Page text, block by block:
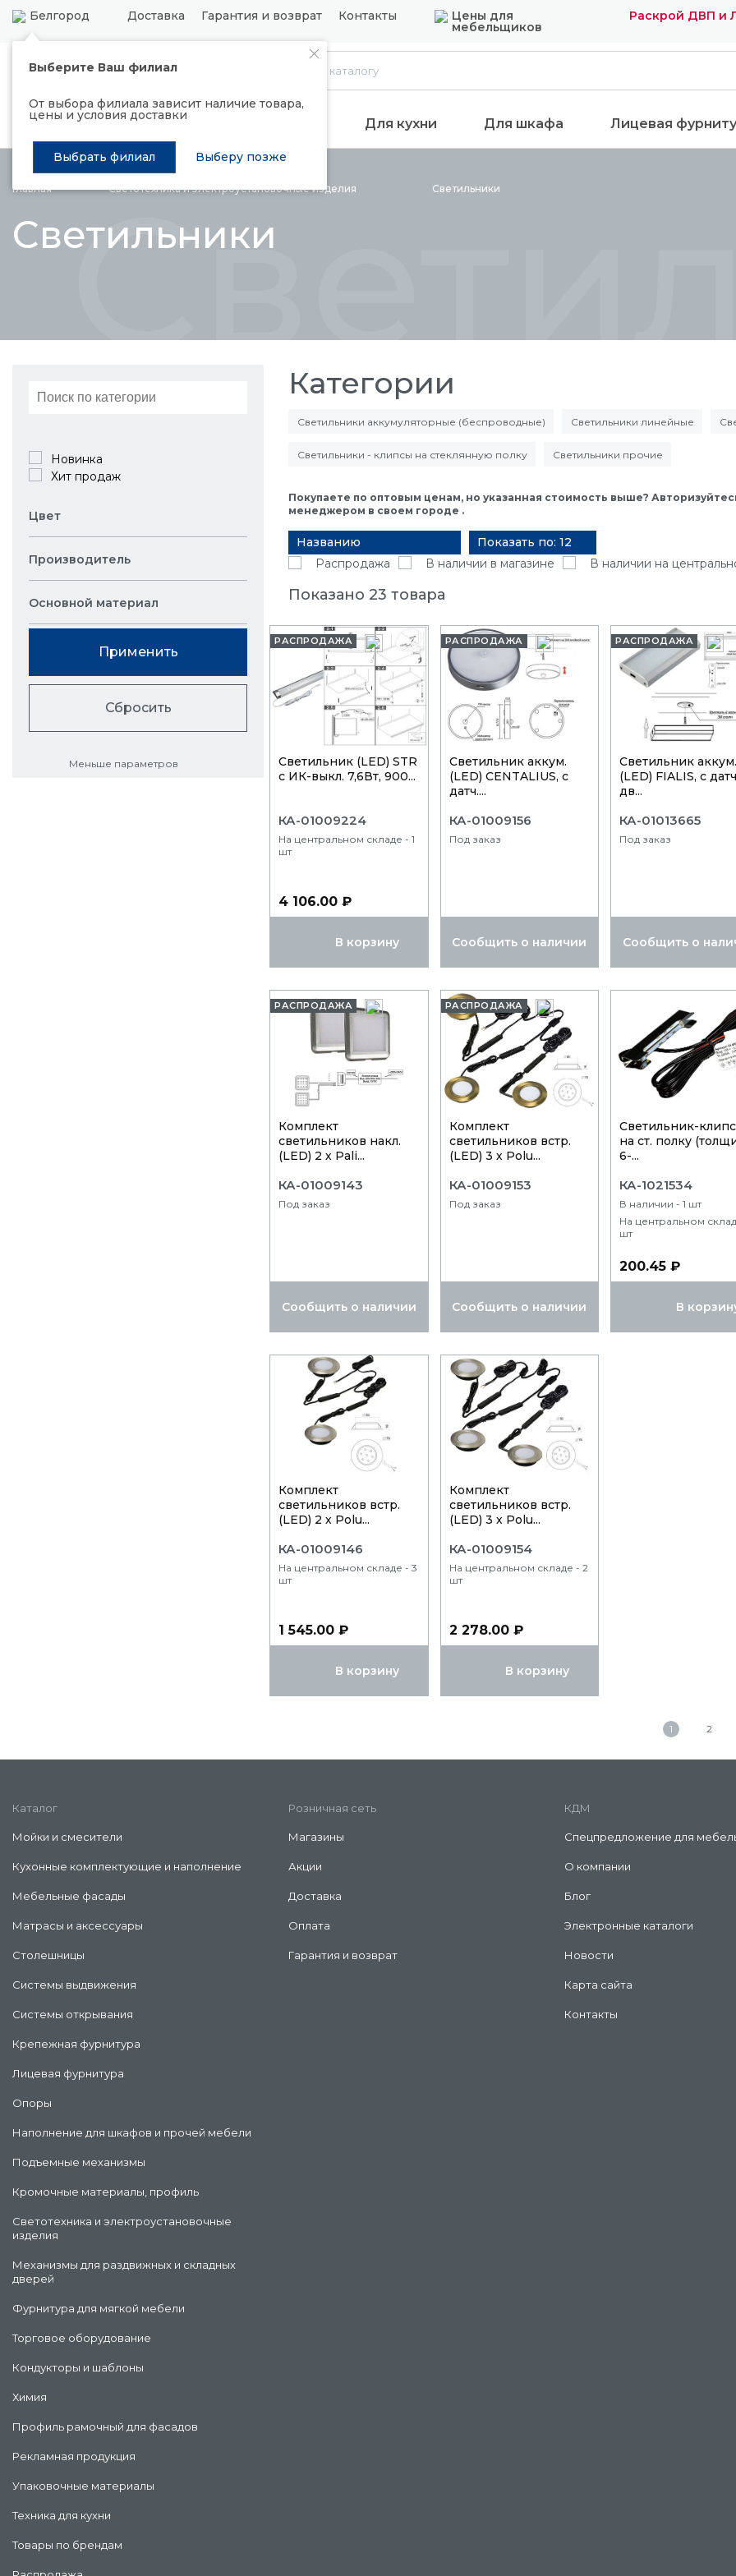
Белгород Доставка Гарантия и возврат Контакты Цены для
мебельщиков
Раскрой ДВП и
Выберите Ваш филиал
От выбора филиала зависит наличие товара,
цены и условия доставки
Выбрать филиал Выберу позже
Каталог
Распродажа Подъемные механизмы Для кухни Для шкафа Лицевая
Главная Светотехника и электроустановочныеизделия Светильники
Светильники
Новинка
Хит продаж
Цвет
Производитель
Основной материал
Применить
Сбросить
Меньше параметров
Категории
Светильники аккумуляторные (беспроводные) Светильники линейные
Светильники - клипсы на стеклянную полку Светильники прочие
Покупаете по оптовым ценам, но указанная стоимость выше?
менеджером в своем городе .
Названию
Показать по: 12
Распродажа
В наличии в магазине В наличии на
Показано 23 товара
РАСПРОДАЖА
Светильник (LED) STR
с ИК-выкл. 7,6Вт, 900...
КА-01009224
На центральном складе - 1
шт
4 106.00 ₽
В корзину
РАСПРОДАЖА
Светильник аккум.
(LED) CENTALIUS, с
датч....
КА-01009156
Под заказ
Сообщить о наличии
РАСПРОДАЖА
Светильник аккум.
(LED) FIALIS, с
дв...
КА-01013665
Под заказ
Сообщить о
РАСПРОДАЖА
Комплект
светильников накл.
(LED) 2 х Pali...
КА-01009143
Под заказ
Сообщить о наличии
РАСПРОДАЖА
Комплект
светильников встр.
(LED) 3 х Polu...
КА-01009153
Под заказ
Сообщить о наличии
Светильник-
на ст. полку
6-...
КА-1021534
В наличии - 1 шт
На центральном
шт
200.45 ₽
В
Комплект
светильников встр.
(LED) 2 х Polu...
КА-01009146
На центральном складе - 3
шт
1 545.00 ₽
В корзину
Комплект
светильников встр.
(LED) 3 х Polu...
КА-01009154
На центральном складе - 2
шт
2 278.00 ₽
В корзину
1 2
Каталог
Мойки и смесители
Кухонные комплектующие и наполнение
Мебельные фасады
Матрасы и аксессуары
Столешницы
Системы выдвижения
Системы открывания
Крепежная фурнитура
Лицевая фурнитура
Опоры
Наполнение для шкафов и прочей мебели
Подъемные механизмы
Кромочные материалы, профиль
Светотехника и электроустановочные
изделия
Механизмы для раздвижных и складных
дверей
Фурнитура для мягкой мебели
Торговое оборудование
Кондукторы и шаблоны
Химия
Профиль рамочный для фасадов
Рекламная продукция
Упаковочные материалы
Техника для кухни
Товары по брендам
Розничная сеть
Магазины
Акции
Доставка
Оплата
Гарантия и возврат
КДМ
Спецпредложение для
О компании
Блог
Электронные каталоги
Новости
Карта сайта
Контакты